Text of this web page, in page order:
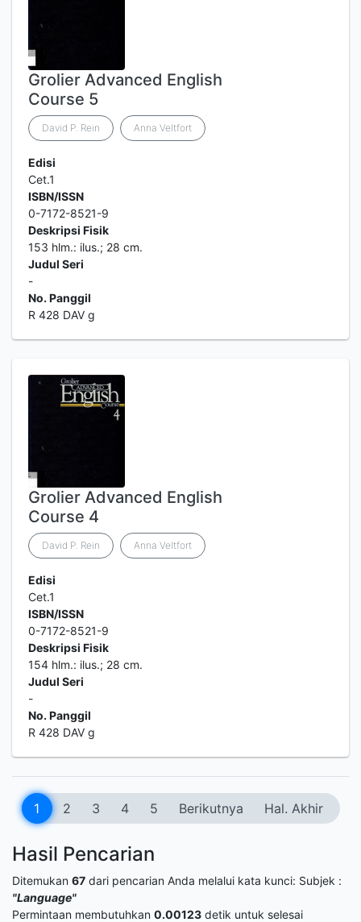
Grolier Advanced English
Course 5
David P. Rein Anna Veltfort
Edisi
Cet.1
ISBN/ISSN
0-7172-8521-9
Deskripsi Fisik
153 hlm.: ilus.; 28 cm.
Judul Seri
-
No. Panggil
R 428 DAV g
Grolier Advanced English
Course 4
David P. Rein Anna Veltfort
Edisi
Cet.1
ISBN/ISSN
0-7172-8521-9
Deskripsi Fisik
154 hlm.: ilus.; 28 cm.
Judul Seri
-
No. Panggil
R 428 DAV g
1 2 3 4 5 Berikutnya Hal. Akhir
Hasil Pencarian
Ditemukan 67 dari pencarian Anda melalui kata kunci: Subjek :
"Language"
Permintaan membutuhkan 0.00123 detik untuk selesai